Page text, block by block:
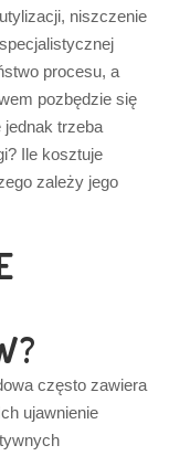
niszczenie
procesu, a
pozbędzie się
jednak trzeba
Ile kosztuje
zależy jego
często zawiera
ujawnienie